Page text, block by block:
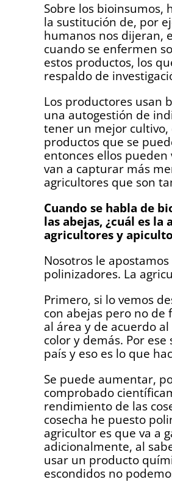
Sobre los bioinsumos,
la sustitución de, por
humanos nos dijeran,
cuando se enfermen
estos productos, los
respaldo de
Los productores usan
una autogestión de
tener un mejor cultivo,
productos que se
entonces ellos
van a capturar más
agricultores que son
Cuando se habla de
las abejas, ¿cuál es
agricultores y
Nosotros le
polinizadores. La
Primero, si lo vemos
con abejas pero no
al área y de acuerdo
color y demás. Por
país y eso es lo que
Se puede aumentar,
comprobado
rendimiento de las
cosecha he puesto
agricultor es que va a
adicionalmente, al
usar un producto
escondidos no